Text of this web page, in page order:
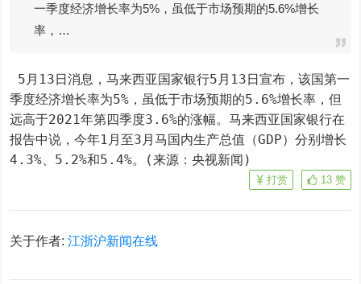
一季度经济增长率为5%，虽低于市场预期的5.6%增长
率，…
季度经济增长率为5%，虽低于市场预期的5.6%增长率，但
远高于2021年第四季度3.6%的涨幅。马来西亚国家银行在
报告中说，今年1月至3月马国内生产总值（GDP）分别增长
4.3%、5.2%和5.4%。(来源：央视新闻)
13 赞
打赏
关于作者:江浙沪新闻在线